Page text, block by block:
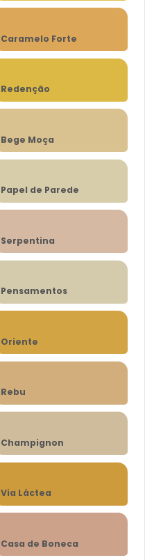
Caramelo Forte
Redenção
Bege Moça
Papel de Parede
Serpentina
Pensamentos
Oriente
Rebu
Champignon
Via Láctea
Casa de Boneca